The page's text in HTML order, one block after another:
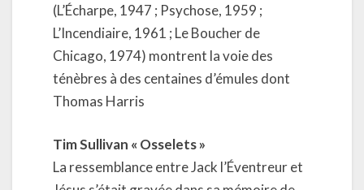
(L’Écharpe, 1947 ; Psychose, 1959 ;
L’Incendiaire, 1961 ; Le Boucher de
Chicago, 1974) montrent la voie des
ténèbres à des centaines d’émules dont
Thomas Harris
Tim Sullivan « Osselets »
La ressemblance entre Jack l’Éventreur et